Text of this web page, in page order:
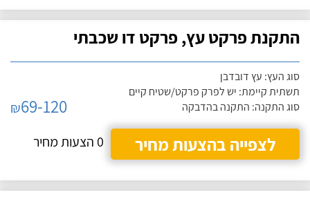
התקנת פרקט עץ, פרקט דו שכבתי
סוג העץ: עץ דובדבן
תשתית קיימת: יש לפרק פרקט/שטיח קיים
סוג התקנה: התקנה בהדבקה
₪69-120
לצפייה בהצעות מחיר
0 הצעות מחיר